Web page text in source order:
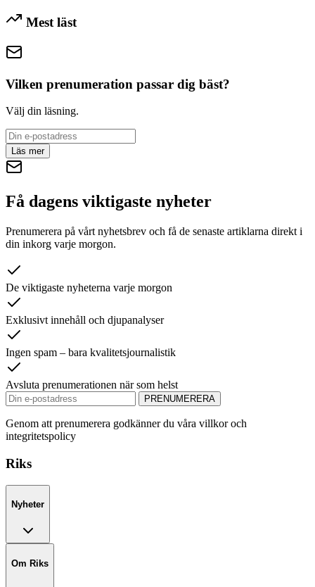
Mest läst
Vilken prenumeration passar dig bäst?
Välj din läsning.
Läs mer
Få dagens viktigaste nyheter
Prenumerera på vårt nyhetsbrev och få de senaste artiklarna direkt i
din inkorg varje morgon.
De viktigaste nyheterna varje morgon
Exklusivt innehåll och djupanalyser
Ingen spam – bara kvalitetsjournalistik
Avsluta prenumerationen när som helst
PRENUMERERA
Genom att prenumerera godkänner du våra villkor och
integritetspolicy
Riks
Nyheter
Om Riks